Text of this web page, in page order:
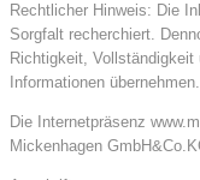
Rechtlicher Hinweis: Die
Sorgfalt recherchiert.
Richtigkeit,
Informationen übernehmen.
Die Internetpräsenz
Mickenhagen